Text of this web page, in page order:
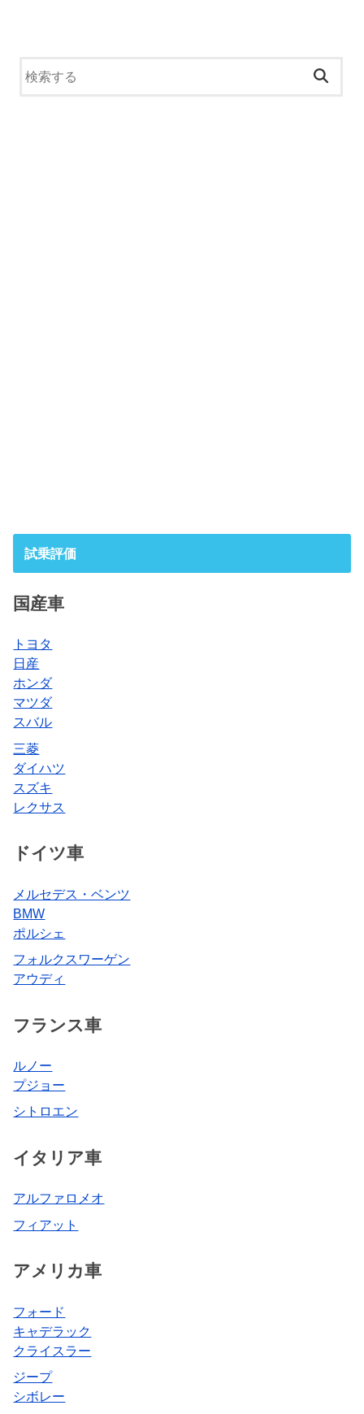
試乗評価
国産車
トヨタ
日産
ホンダ
マツダ
スバル
三菱
ダイハツ
スズキ
レクサス
ドイツ車
メルセデス・ベンツ
BMW
ポルシェ
フォルクスワーゲン
アウディ
フランス車
ルノー
プジョー
シトロエン
イタリア車
アルファロメオ
フィアット
アメリカ車
フォード
キャデラック
クライスラー
ジープ
シボレー